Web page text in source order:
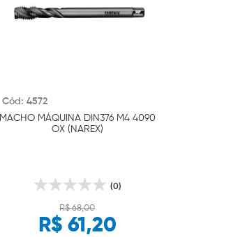
Cód: 4572
MACHO MÁQUINA DIN376 M4 4090
OX (NAREX)
(0)
R$ 68,00
R$ 61,20